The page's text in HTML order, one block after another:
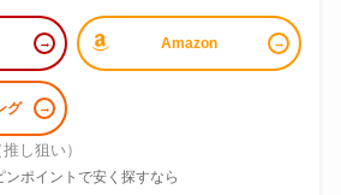
Amazon
グ
し狙い）
ポイントで安く探すなら